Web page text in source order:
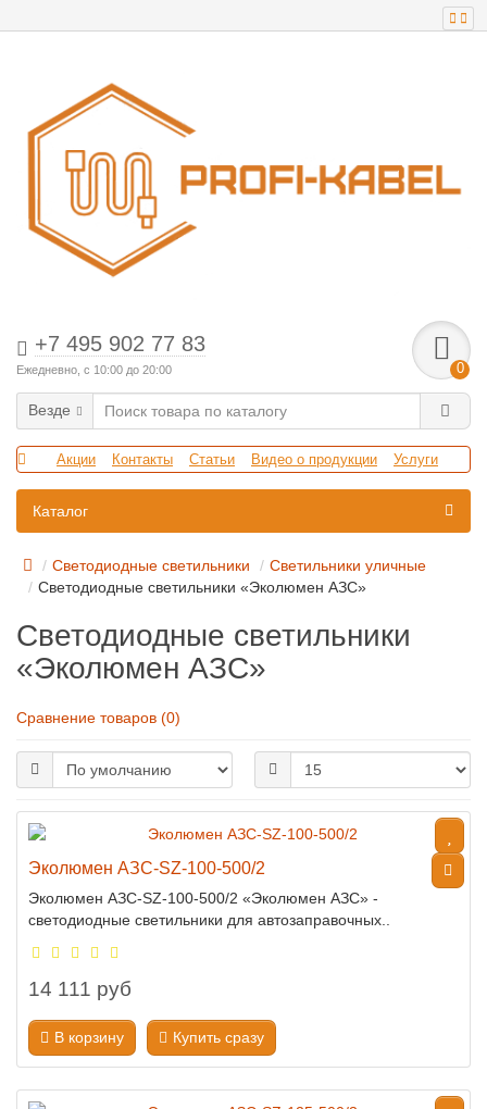
+7 495 902 77 83
Ежедневно, с 10:00 до 20:00 0
Везде
Акции Контакты Статьи Видео о продукции Услуги
Каталог
Светодиодные светильники
Светильники уличные
Светодиодные светильники «Эколюмен АЗС»
Светодиодные светильники
«Эколюмен АЗС»
Сравнение товаров (0)
Эколюмен АЗС-SZ-100-500/2
Эколюмен АЗС-SZ-100-500/2 «Эколюмен АЗС» -
светодиодные светильники для автозаправочных..
14 111 руб
В корзину Купить сразу